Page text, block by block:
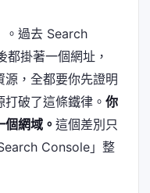
。過去 Search
掛著一個網址，
，全都要你先證明
打破了這條鐵律。 你
網域。 這個差別只
Console」整